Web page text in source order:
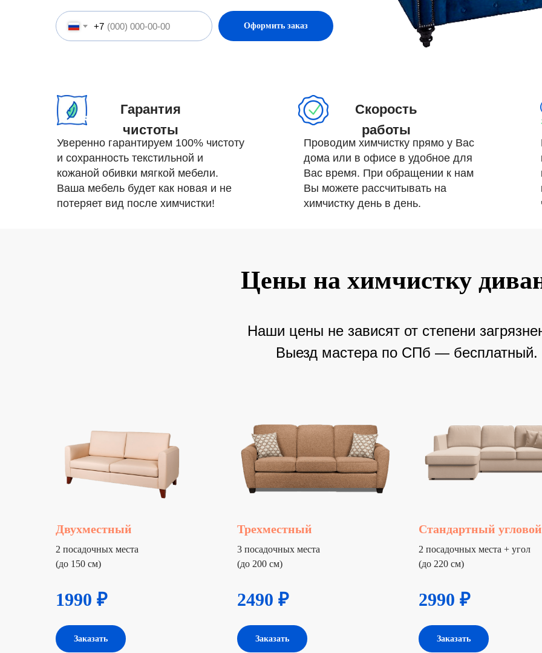
+7 Оформить заказ
Уверенно гарантируем 100% чистоту
и сохранность текстильной и
кожаной обивки мягкой мебели.
Ваша мебель будет как новая и не
потеряет вид после химчистки!
Гарантия
чистоты
Проводим химчистку прямо у Вас
дома или в офисе в удобное для
Вас время. При обращении к нам
Вы можете рассчитывать на
химчистку день в день.
Скорость
работы
Цены на химчистку
Наши цены не зависят от степени
Выезд мастера по СПб — бесплатный.
Двухместный
2 посадочных места
(до 150 см)
1990 ₽
Заказать
Трехместный
3 посадочных места
(до 200 см)
2490 ₽
Заказать
Стандартный угловой
2 посадочных места + угол
(до 220 см)
2990 ₽
Заказать